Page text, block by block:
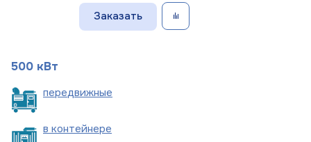
Заказать
500 кВт
передвижные
в контейнере